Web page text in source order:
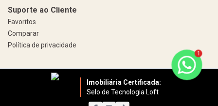
Suporte ao Cliente
Favoritos
Comparar
Política de privacidade
Imobiliária Certificada:
Selo de Tecnologia Loft
1